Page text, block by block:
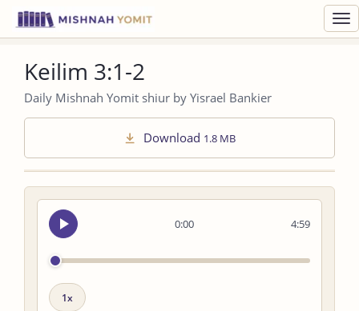
Keilim 3:1-2
Daily Mishnah Yomit shiur by Yisrael Bankier
Download 1.8 MB
0:00
Seek
audio
4:59
Playback